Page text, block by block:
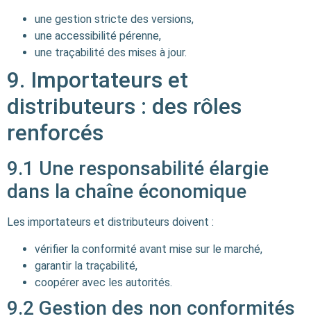
une gestion stricte des versions,
une accessibilité pérenne,
une traçabilité des mises à jour.
9. Importateurs et
distributeurs : des rôles
renforcés
9.1 Une responsabilité élargie
dans la chaîne économique
Les importateurs et distributeurs doivent :
vérifier la conformité avant mise sur le marché,
garantir la traçabilité,
coopérer avec les autorités.
9.2 Gestion des non conformités